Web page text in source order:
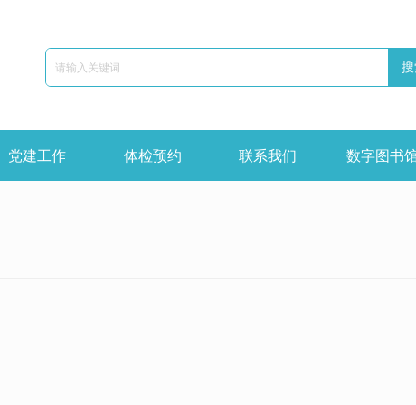
党建工作 体检预约 联系我们 数字图书